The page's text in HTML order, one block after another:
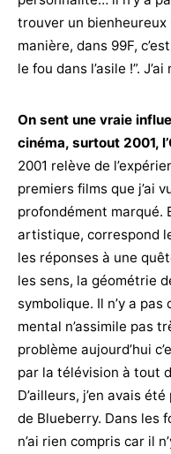
trouver un bienheureux
manière, dans 99F,
le fou dans l’asile !”.
On sent une vraie
cinéma, surtout 2001,
2001 relève de
premiers films que j’ai
profondément marqué.
artistique, correspond
les réponses à une
les sens, la géométrie
symbolique. Il n’y a
mental n’assimile pas
problème aujourd’hui
par la télévision à tout
D’ailleurs, j’en avais
de Blueberry. Dans les
n’ai rien compris car il